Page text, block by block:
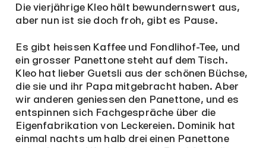
Die vierjährige Kleo hält bewundernswert aus,
aber nun ist sie doch froh, gibt es Pause.
Es gibt heissen Kaffee und Fondlihof-Tee, und
ein grosser Panettone steht auf dem Tisch.
Kleo hat lieber Guetsli aus der schönen Büchse,
die sie und ihr Papa mitgebracht haben. Aber
wir anderen geniessen den Panettone, und es
entspinnen sich Fachgespräche über die
Eigenfabrikation von Leckereien. Dominik hat
einmal nachts um halb drei einen Panettone